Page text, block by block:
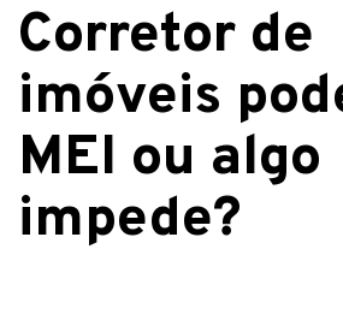
Corretor de
imóveis
MEI ou algo
impede?